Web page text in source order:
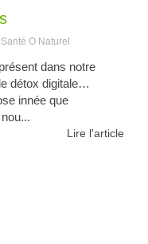
Santé O Naturel
dans notre
détox digitale…
innée que
Lire l'article